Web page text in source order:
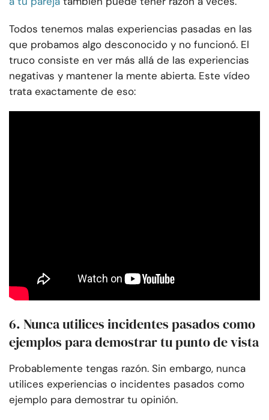
Todos tenemos malas experiencias pasadas en las
que probamos algo desconocido y no funcionó. El
truco consiste en ver más allá de las experiencias
negativas y mantener la mente abierta. Este vídeo
trata exactamente de eso:
6. Nunca utilices incidentes pasados como
ejemplos para demostrar tu punto de vista
Probablemente tengas razón. Sin embargo, nunca
utilices experiencias o incidentes pasados como
ejemplo para demostrar tu opinión.